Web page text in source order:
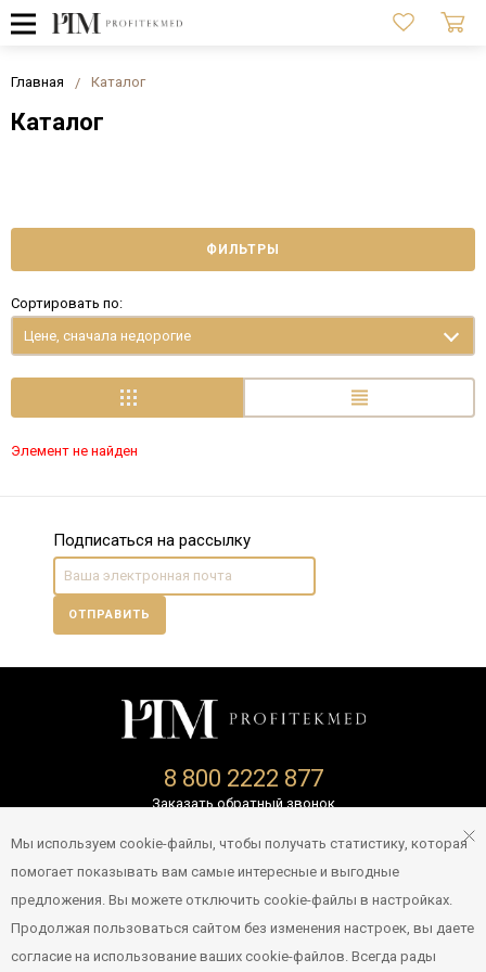
Главная Каталог
Каталог
ФИЛЬТРЫ
Сортировать по:
Цене, сначала недорогие
Элемент не найден
Подписаться на рассылку
ОТПРАВИТЬ
8 800 2222 877
Заказать обратный звонок
info@profitekshop.ru
© 2007-2026 Все права защищены
Мы используем cookie-файлы, чтобы получать статистику, которая
помогает показывать вам самые интересные и выгодные
предложения. Вы можете отключить cookie-файлы в настройках.
Продолжая пользоваться сайтом без изменения настроек, вы даете
согласие на использование ваших cookie-файлов. Всегда рады